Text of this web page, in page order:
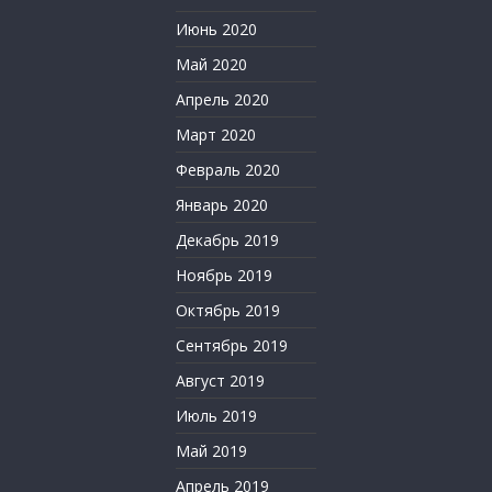
Июнь 2020
Май 2020
Апрель 2020
Март 2020
Февраль 2020
Январь 2020
Декабрь 2019
Ноябрь 2019
Октябрь 2019
Сентябрь 2019
Август 2019
Июль 2019
Май 2019
Апрель 2019